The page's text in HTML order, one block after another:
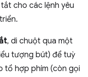
cho các lệnh yêu
, di chuột qua một
tượng bút) để tuỳ
tổ hợp phím (còn gọi